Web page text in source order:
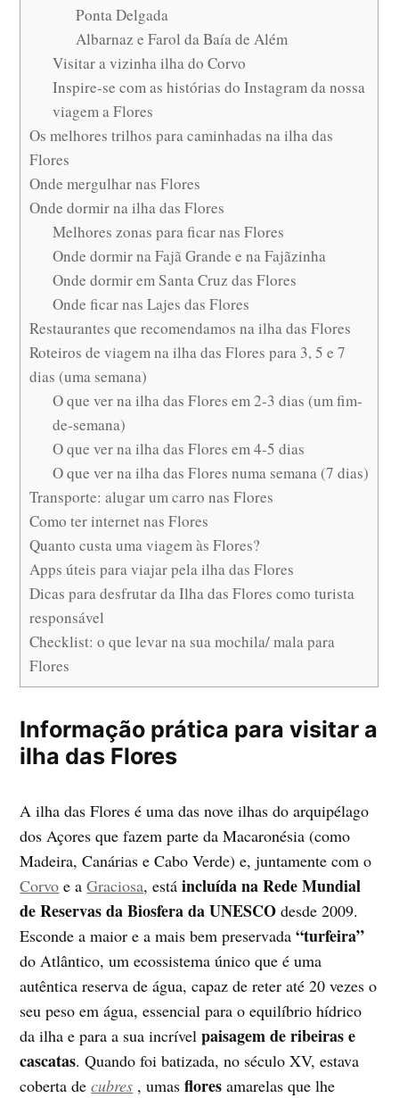
Ponta Delgada
Albarnaz e Farol da Baía de Além
Visitar a vizinha ilha do Corvo
Inspire-se com as histórias do Instagram da nossa
viagem a Flores
Os melhores trilhos para caminhadas na ilha das
Flores
Onde mergulhar nas Flores
Onde dormir na ilha das Flores
Melhores zonas para ficar nas Flores
Onde dormir na Fajã Grande e na Fajãzinha
Onde dormir em Santa Cruz das Flores
Onde ficar nas Lajes das Flores
Restaurantes que recomendamos na ilha das Flores
Roteiros de viagem na ilha das Flores para 3, 5 e 7
dias (uma semana)
O que ver na ilha das Flores em 2-3 dias (um fim-
de-semana)
O que ver na ilha das Flores em 4-5 dias
O que ver na ilha das Flores numa semana (7 dias)
Transporte: alugar um carro nas Flores
Como ter internet nas Flores
Quanto custa uma viagem às Flores?
Apps úteis para viajar pela ilha das Flores
Dicas para desfrutar da Ilha das Flores como turista
responsável
Checklist: o que levar na sua mochila/ mala para
Flores
Informação prática para visitar a
ilha das Flores
A ilha das Flores é uma das nove ilhas do arquipélago
dos Açores que fazem parte da Macaronésia (como
Madeira, Canárias e Cabo Verde) e, juntamente com o
Corvo e aGraciosa, estáincluída na Rede Mundial
de Reservas da Biosfera da UNESCO desde 2009.
Esconde a maior e a mais bem preservada“turfeira”
do Atlântico, um ecossistema único que é uma
autêntica reserva de água, capaz de reter até 20 vezes o
seu peso em água, essencial para o equilíbrio hídrico
da ilha e para a sua incrívelpaisagem de ribeiras e
cascatas. Quando foi batizada, no século XV, estava
coberta decubres , umasflores amarelas que lhe